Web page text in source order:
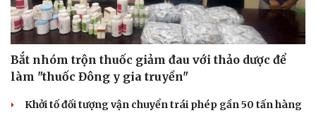
Bắt nhóm trộn thuốc giảm đau với thảo dược để
làm "thuốc Đông y gia truyền"
Khởi tố đối tượng vận chuyển trái phép gần 50 tấn hàng